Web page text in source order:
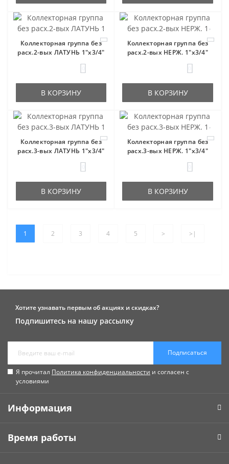
Коллекторная группа без
расх.2-вых ЛАТУНЬ 1"x3/4"
В КОРЗИНУ
Коллекторная группа без
расх.2-вых НЕРЖ. 1"x3/4"
В КОРЗИНУ
Коллекторная группа без
расх.3-вых ЛАТУНЬ 1"x3/4"
В КОРЗИНУ
Коллекторная группа без
расх.3-вых НЕРЖ. 1"x3/4"
В КОРЗИНУ
1 2 3 4 5 > >|
Хотите узнавать первым об акциях и скидках?
Подпишитесь на нашу рассылку
Подписаться
Я прочитал Политика конфиденциальности и согласен с
условиями
Информация
Время работы